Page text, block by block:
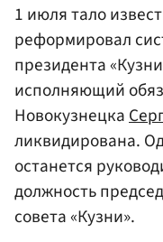
1 июля тало
реформировал
президента
исполняющий
Новокузнецка
ликвидирована.
останется
должность
совета «Кузни».